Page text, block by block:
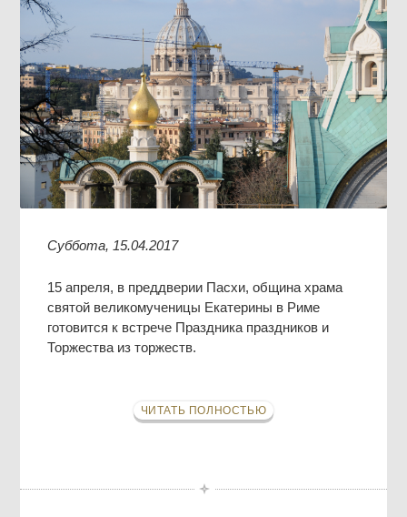
Суббота, 15.04.2017
15 апреля, в преддверии Пасхи, община храма
святой великомученицы Екатерины в Риме
готовится к встрече Праздника праздников и
Торжества из торжеств.
ЧИТАТЬ ПОЛНОСТЬЮ